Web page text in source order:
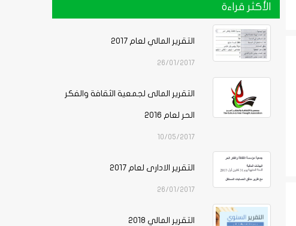
الأكثر قراءة
التقرير المالي لعام 2017
26/01/2017
التقرير المالى لجمعية الثقافة والفكر
الحر لعام 2016
10/05/2017
التقرير الادارى لعام 2017
26/01/2017
التقرير المالي 2018